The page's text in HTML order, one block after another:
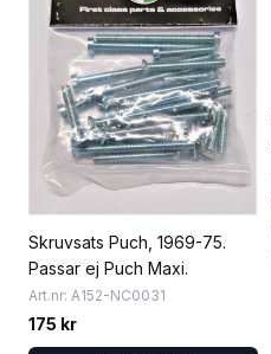
Skruvsats Puch, 1969-75.
Passar ej Puch Maxi.
Art.nr: A152-NC0031
175 kr